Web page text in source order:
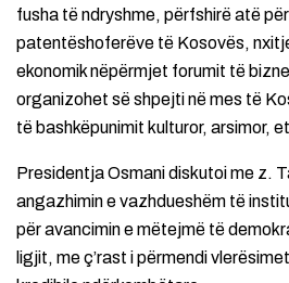
fusha të ndryshme, përfshirë atë
patentëshoferëve të Kosovës,
ekonomik nëpërmjet forumit të
organizohet së shpejti në mes të
të bashkëpunimit kulturor, arsimor,
Presidentja Osmani diskutoi me z.
angazhimin e vazhdueshëm të
për avancimin e mëtejmë të
ligjit, me ç’rast i përmendi